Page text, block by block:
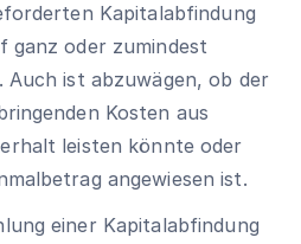
Kapitalabfindung
ganz oder zumindest
Auch ist abzuwägen, ob der
Kosten aus
leisten könnte oder
angewiesen ist.
einer Kapitalabfindung